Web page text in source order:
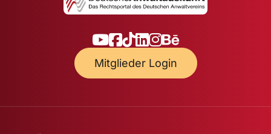
Mitglieder Login